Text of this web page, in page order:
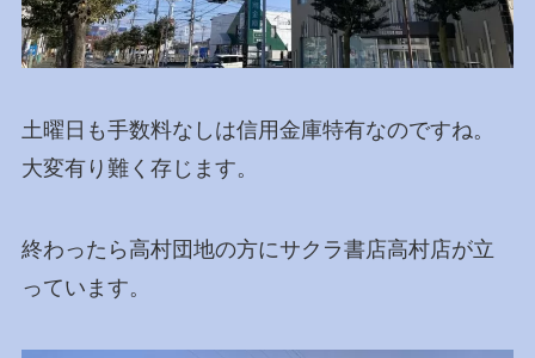
土曜日も手数料なしは信用金庫特有なのですね。
大変有り難く存じます。
終わったら高村団地の方にサクラ書店高村店が立
っています。